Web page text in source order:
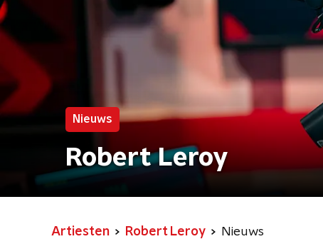
Nieuws
Robert Leroy
Artiesten Robert Leroy Nieuws